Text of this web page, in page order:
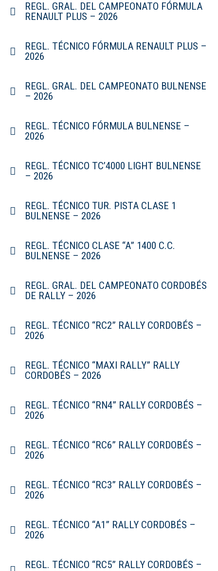
REGL. GRAL. DEL CAMPEONATO FÓRMULA
RENAULT PLUS – 2026
REGL. TÉCNICO FÓRMULA RENAULT PLUS –
2026
REGL. GRAL. DEL CAMPEONATO BULNENSE
– 2026
REGL. TÉCNICO FÓRMULA BULNENSE –
2026
REGL. TÉCNICO TC’4000 LIGHT BULNENSE
– 2026
REGL. TÉCNICO TUR. PISTA CLASE 1
BULNENSE – 2026
REGL. TÉCNICO CLASE “A” 1400 C.C.
BULNENSE – 2026
REGL. GRAL. DEL CAMPEONATO CORDOBÉS
DE RALLY – 2026
REGL. TÉCNICO “RC2” RALLY CORDOBÉS –
2026
REGL. TÉCNICO “MAXI RALLY” RALLY
CORDOBÉS – 2026
REGL. TÉCNICO “RN4” RALLY CORDOBÉS –
2026
REGL. TÉCNICO “RC6” RALLY CORDOBÉS –
2026
REGL. TÉCNICO “RC3” RALLY CORDOBÉS –
2026
REGL. TÉCNICO “A1” RALLY CORDOBÉS –
2026
REGL. TÉCNICO “RC5” RALLY CORDOBÉS –